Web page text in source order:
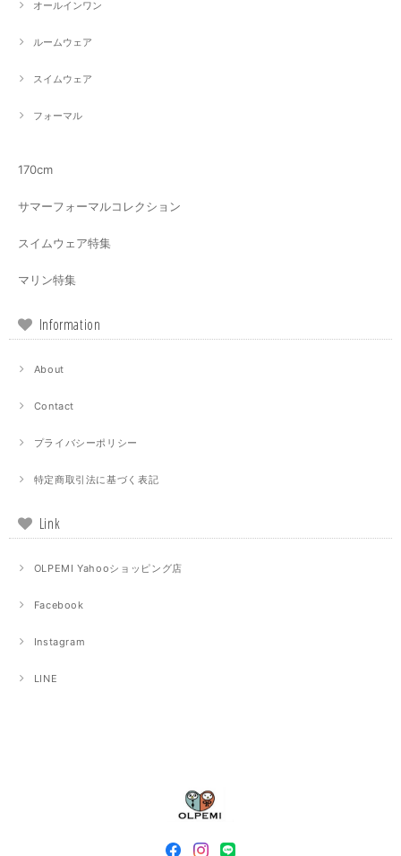
オールインワン
ルームウェア
スイムウェア
フォーマル
170cm
サマーフォーマルコレクション
スイムウェア特集
マリン特集
Information
About
Contact
プライバシーポリシー
特定商取引法に基づく表記
Link
OLPEMI Yahooショッピング店
Facebook
Instagram
LINE